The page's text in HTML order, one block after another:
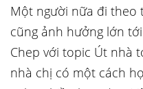
Một người nữa đi theo
cũng ảnh hưởng lớn
Chep với topic Út nhà
nhà chị có một cách